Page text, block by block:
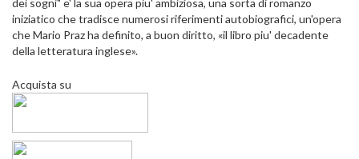
dei sogni" e' la sua opera piu' ambiziosa, una sorta di romanzo
iniziatico che tradisce numerosi riferimenti autobiografici, un'opera
che Mario Praz ha definito, a buon diritto, «il libro piu' decadente
della letteratura inglese».
Acquista su